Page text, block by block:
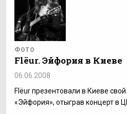
ФОТО
Flёur. Эйфория в Киеве
06.06.2008
Flёur презентовали в Киеве
«Эйфория», отыграв концерт в